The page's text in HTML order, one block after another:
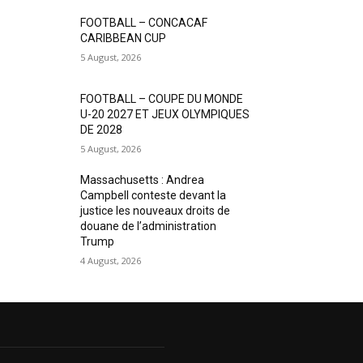
FOOTBALL – CONCACAF
CARIBBEAN CUP
5 August, 2026
FOOTBALL – COUPE DU MONDE
U-20 2027 ET JEUX OLYMPIQUES
DE 2028
5 August, 2026
Massachusetts : Andrea
Campbell conteste devant la
justice les nouveaux droits de
douane de l’administration
Trump
4 August, 2026